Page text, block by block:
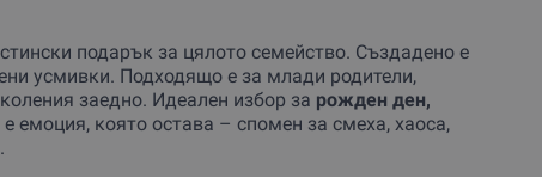
подарък за цялото семейство. Създадено е
усмивки. Подходящо е за млади родители,
заедно. Идеален избор за рожден ден,
емоция, която остава – спомен за смеха, хаоса,